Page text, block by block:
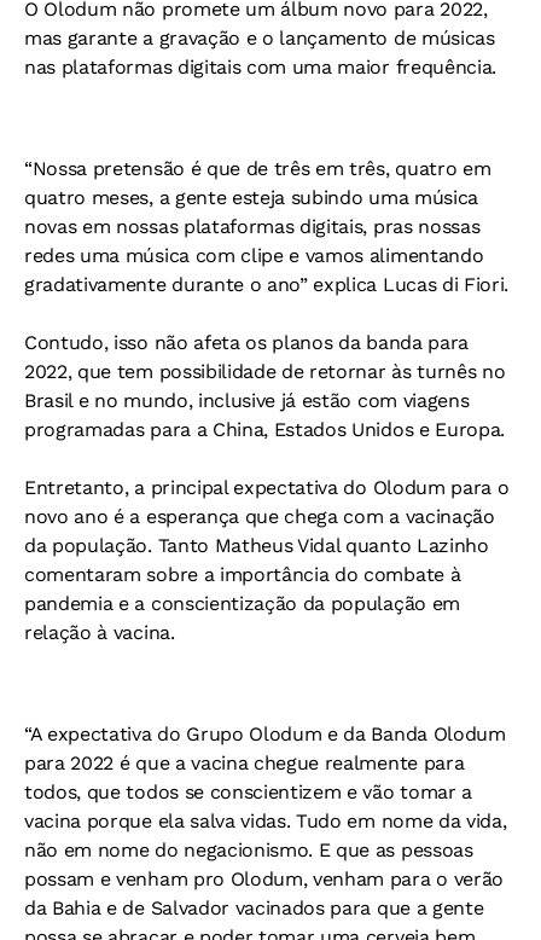
O Olodum não promete um álbum novo para 2022,
mas garante a gravação e o lançamento de músicas
nas plataformas digitais com uma maior frequência.
“Nossa pretensão é que de três em três, quatro em
quatro meses, a gente esteja subindo uma música
novas em nossas plataformas digitais, pras nossas
redes uma música com clipe e vamos alimentando
gradativamente durante o ano” explica Lucas di Fiori.
Contudo, isso não afeta os planos da banda para
2022, que tem possibilidade de retornar às turnês no
Brasil e no mundo, inclusive já estão com viagens
programadas para a China, Estados Unidos e Europa.
Entretanto, a principal expectativa do Olodum para o
novo ano é a esperança que chega com a vacinação
da população. Tanto Matheus Vidal quanto Lazinho
comentaram sobre a importância do combate à
pandemia e a conscientização da população em
relação à vacina.
“A expectativa do Grupo Olodum e da Banda Olodum
para 2022 é que a vacina chegue realmente para
todos, que todos se conscientizem e vão tomar a
vacina porque ela salva vidas. Tudo em nome da vida,
não em nome do negacionismo. E que as pessoas
possam e venham pro Olodum, venham para o verão
da Bahia e de Salvador vacinados para que a gente